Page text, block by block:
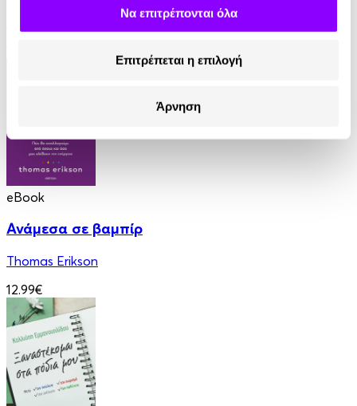
Να επιτρέπονται όλα
Επιτρέπεται η επιλογή
Άρνηση
eBook
Ανάμεσα σε βαμπίρ
Thomas Erikson
12.99€